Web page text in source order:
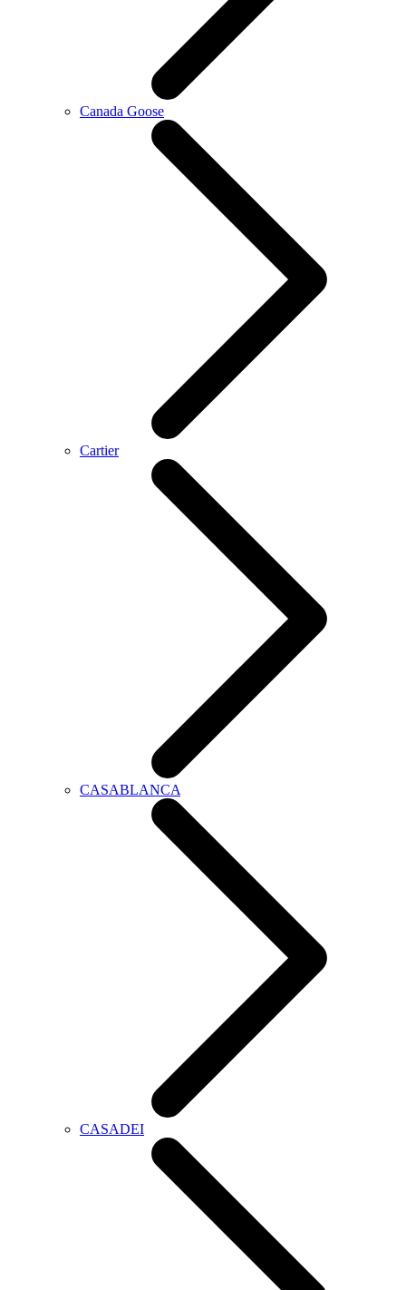
Canada Goose
Cartier
CASABLANCA
CASADEI